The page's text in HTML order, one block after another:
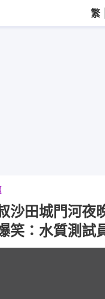
繁
沙田城門河夜
：水質測試